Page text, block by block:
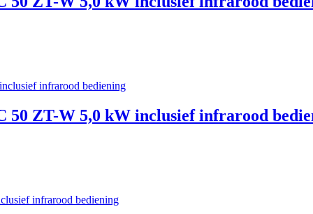
50 ZT-W 5,0 kW inclusief infrarood